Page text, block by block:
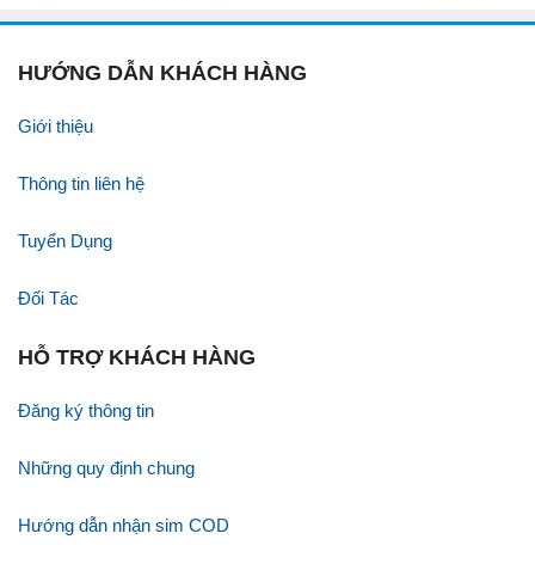
HƯỚNG DẪN KHÁCH HÀNG
Giới thiệu
Thông tin liên hệ
Tuyển Dụng
Đối Tác
HỖ TRỢ KHÁCH HÀNG
Đăng ký thông tin
Những quy định chung
Hướng dẫn nhận sim COD